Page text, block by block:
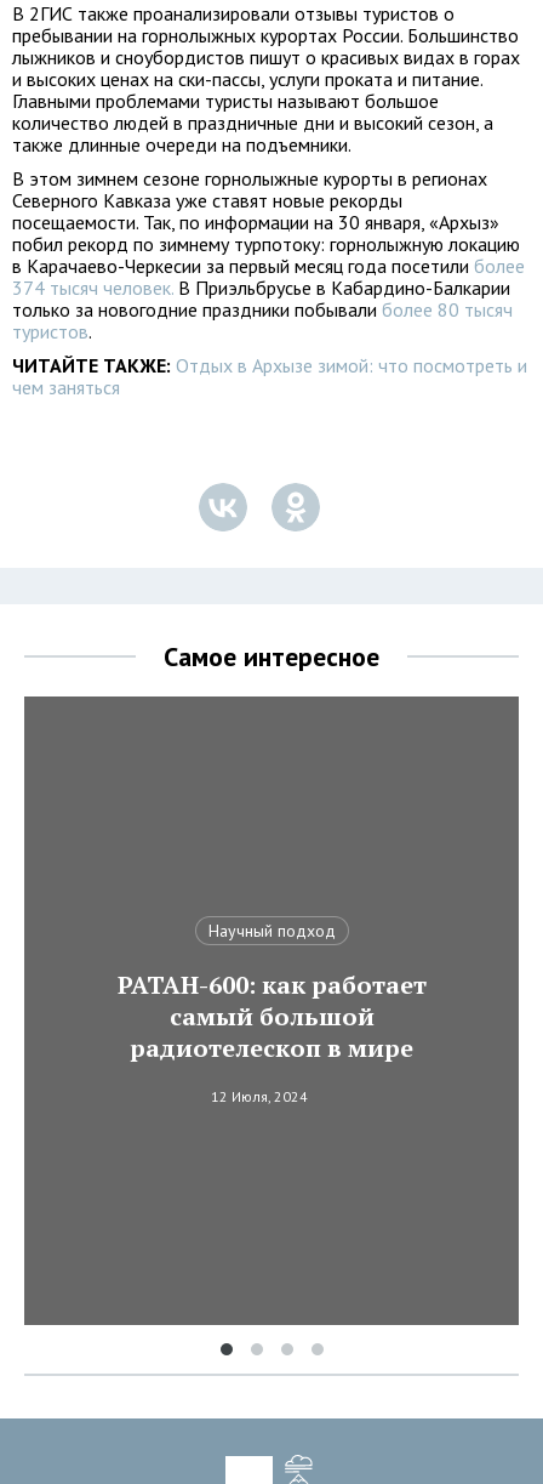
В 2ГИС также проанализировали отзывы туристов о
пребывании на горнолыжных курортах России. Большинство
лыжников и сноубордистов пишут о красивых видах в горах
и высоких ценах на ски-пассы, услуги проката и питание.
Главными проблемами туристы называют большое
количество людей в праздничные дни и высокий сезон, а
также длинные очереди на подъемники.
В этом зимнем сезоне горнолыжные курорты в регионах
Северного Кавказа уже ставят новые рекорды
посещаемости. Так, по информации на 30 января, «Архыз»
побил рекорд по зимнему турпотоку: горнолыжную локацию
в Карачаево-Черкесии за первый месяц года посетили более
374 тысяч человек. В Приэльбрусье в Кабардино-Балкарии
только за новогодние праздники побывали более 80 тысяч
туристов.
ЧИТАЙТЕ ТАКЖЕ: Отдых в Архызе зимой: что посмотреть и
чем заняться
Самое интересное
Научный подход
РАТАН-600: как работает
самый большой
радиотелескоп в мире
12 Июля, 2024